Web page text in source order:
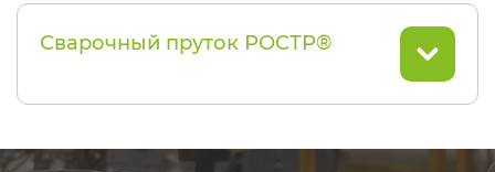
Сварочный пруток РОСТР®